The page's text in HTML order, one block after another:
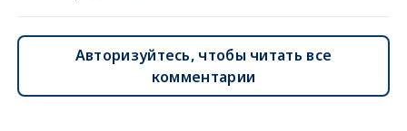
Авторизуйтесь, чтобы читать все
комментарии